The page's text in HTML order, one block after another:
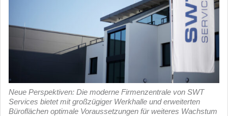
Neue Perspektiven: Die moderne Firmenzentrale von SWT
Services bietet mit großzügiger Werkhalle und erweiterten
Büroflächen optimale Voraussetzungen für weiteres Wachstum